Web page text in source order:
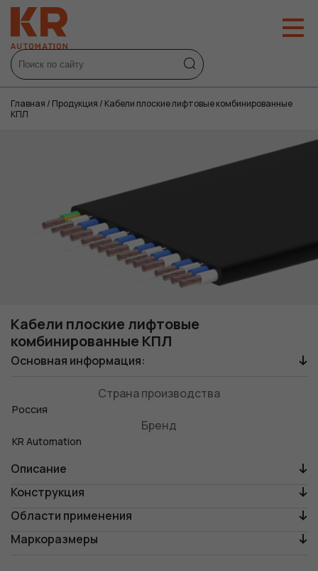
Главная / Продукция / Кабели плоские лифтовые комбинированные
КПЛ
Кабели плоские лифтовые
комбинированные КПЛ
Основная информация:
Страна производства
Россия
Бренд
KR Automation
Описание
Конструкция
Области применения
Маркоразмеры